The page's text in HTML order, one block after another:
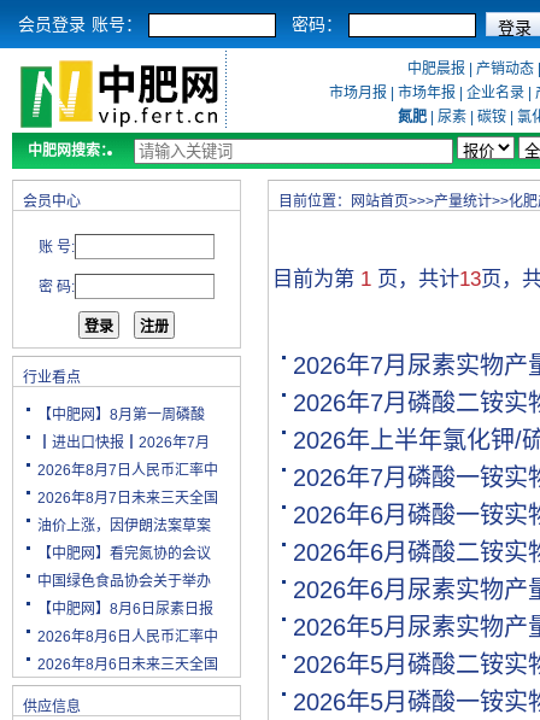
会员登录 账号： 密码：
中肥晨报 产销动态
市场月报
市场年报 企业名录
氮肥
尿素 碳铵
氯
中肥网搜索：
会员中心
账 号:
密 码:
行业看点
【中肥网】8月第一周磷酸
┃进出口快报┃2026年7月
2026年8月7日人民币汇率中
2026年8月7日未来三天全国
油价上涨，因伊朗法案草案
【中肥网】看完氮协的会议
中国绿色食品协会关于举办
【中肥网】8月6日尿素日报
2026年8月6日人民币汇率中
2026年8月6日未来三天全国
供应信息
目前位置： 网站首页>>>产量统计>>化
目前为第 1页，共计13页，
2026年7月尿素实物产
2026年7月磷酸二铵实
2026年上半年氯化钾/
2026年7月磷酸一铵实
2026年6月磷酸一铵实
2026年6月磷酸二铵实
2026年6月尿素实物产
2026年5月尿素实物产
2026年5月磷酸二铵实
2026年5月磷酸一铵实